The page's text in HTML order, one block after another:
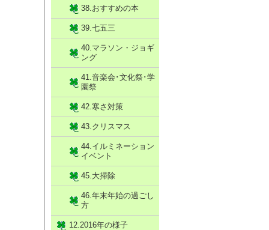
38.おすすめの本
39.七五三
40.マラソン・ジョギ
ング
41.音楽会･文化祭･学
園祭
42.寒さ対策
43.クリスマス
44.イルミネーション
イベント
45.大掃除
46.年末年始の過ごし
方
12.2016年の様子